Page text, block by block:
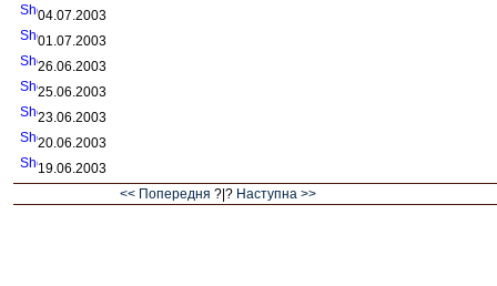
04.07.2003
01.07.2003
26.06.2003
25.06.2003
23.06.2003
20.06.2003
19.06.2003
<< Попередня ?|? Наступна >>